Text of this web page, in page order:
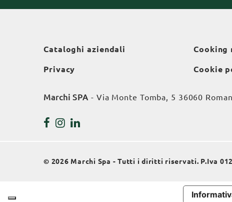
Cataloghi aziendali
Privacy
Cooking
Cookie
Marchi SPA - Via Monte Tomba, 5 36060
© 2026 Marchi Spa - Tutti i diritti riservati. P.Iva